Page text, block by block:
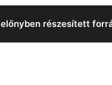
részesített